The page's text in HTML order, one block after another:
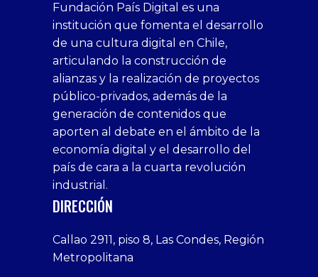
1xbet
canlı
casino
siteleri
bedava
bonus
veren
siteler
1xbet
deneme
bonusu
veren
siteleri
deneme
bonusu
Sikis
siteleri
bonusu
veren
siteler
casino
siteleri
1win
xslot
sahabet
giriş
1xbet
giriş
tarafbet
giriş
bonusu
veren
siteler
deneme
bonusu
Deneme
bonusu
veren
siteler
escort
casino
siteleri
bonusu
bahis
siteleri
Hot
Couple
xxx
homemade
porn
on
webcam
Cumshots
Tits
Free
Amateur
Porn
Xxx
Indian
yenigiris.com
Giriş
bonusu
veren
siteler
deneme
bonusu
veren
siteler
Fundación País Digital es una
institución que fomenta el desarrollo
de una cultura digital en Chile,
articulando la construcción de
alianzas y la realización de proyectos
público-privados, además de la
generación de contenidos que
aporten al debate en el ámbito de la
economía digital y el desarrollo del
país de cara a la cuarta revolución
industrial.
DIRECCIÓN
Callao 2911, piso 8, Las Condes, Región
Metropolitana